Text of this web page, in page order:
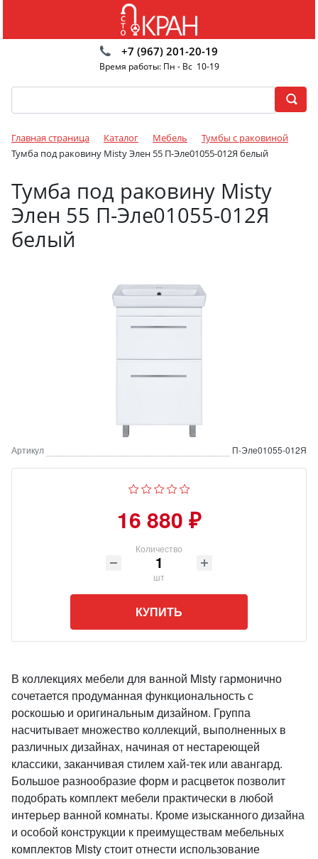
+7 (967) 201-20-19
Время работы: Пн - Вс 10-19
Главная страница Каталог Мебель
Тумбы с раковиной
Тумба под раковину Misty Элен 55 П-Эле01055-012Я белый
Тумба под раковину Misty
Элен 55 П-Эле01055-012Я
белый
Артикул П-Эле01055-012Я
16 880 ₽
Количество
шт
КУПИТЬ
В коллекциях мебели для ванной Misty гармонично
сочетается продуманная функциональность с
роскошью и оригинальным дизайном. Группа
насчитывает множество коллекций, выполненных в
различных дизайнах, начиная от нестареющей
классики, заканчивая стилем хай-тек или авангард.
Большое разнообразие форм и расцветок позволит
подобрать комплект мебели практически в любой
интерьер ванной комнаты. Кроме изысканного дизайна
и особой конструкции к преимуществам мебельных
комплектов Misty стоит отнести использование